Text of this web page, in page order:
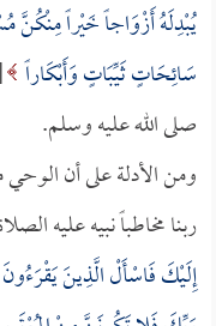
يُبْدِلَهُ أَزْوَاجاً خَيْراً مِنْكُنَّ
سَائِحَاتٍ ثَيِّبَاتٍ وَأَبْكَاراً
صلى الله عليه وسلم.
ومن الأدلة على أن
ربنا مخاطباً نبيه عليه
إِلَيْكَ فَاسْأَلْ الَّذِينَ